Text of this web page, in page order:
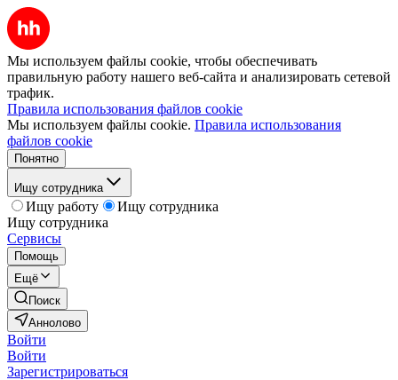
Мы используем файлы cookie, чтобы обеспечивать
правильную работу нашего веб-сайта и анализировать сетевой
трафик.
Правила использования файлов cookie
Мы используем файлы cookie. Правила использования
файлов cookie
Понятно
Ищу сотрудника
Ищу работу
Ищу сотрудника
Ищу сотрудника
Сервисы
Помощь
Ещё
Поиск
Аннолово
Войти
Войти
Зарегистрироваться